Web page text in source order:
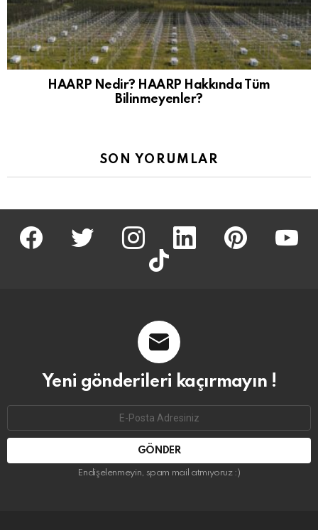
HAARP Nedir? HAARP Hakkında Tüm
Bilinmeyenler?
SON YORUMLAR
facebook twitter İnstagram linkedin pinterest
tiktok
Yeni gönderileri kaçırmayın !
Endişelenmeyin, spam mail atmıyoruz :)